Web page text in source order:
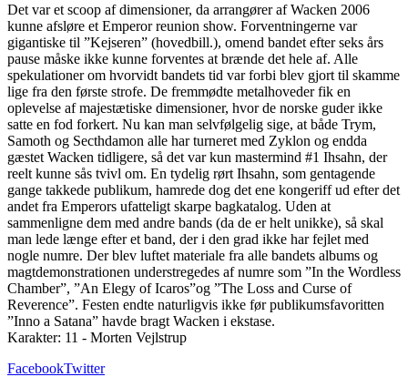
Det var et scoop af dimensioner, da arrangører af Wacken 2006
kunne afsløre et Emperor reunion show. Forventningerne var
gigantiske til ”Kejseren” (hovedbill.), omend bandet efter seks års
pause måske ikke kunne forventes at brænde det hele af. Alle
spekulationer om hvorvidt bandets tid var forbi blev gjort til skamme
lige fra den første strofe. De fremmødte metalhoveder fik en
oplevelse af majestætiske dimensioner, hvor de norske guder ikke
satte en fod forkert. Nu kan man selvfølgelig sige, at både Trym,
Samoth og Secthdamon alle har turneret med Zyklon og endda
gæstet Wacken tidligere, så det var kun mastermind #1 Ihsahn, der
reelt kunne sås tvivl om. En tydelig rørt Ihsahn, som gentagende
gange takkede publikum, hamrede dog det ene kongeriff ud efter det
andet fra Emperors ufatteligt skarpe bagkatalog. Uden at
sammenligne dem med andre bands (da de er helt unikke), så skal
man lede længe efter et band, der i den grad ikke har fejlet med
nogle numre. Der blev luftet materiale fra alle bandets albums og
magtdemonstrationen understregedes af numre som ”In the Wordless
Chamber”, ”An Elegy of Icaros”og ”The Loss and Curse of
Reverence”. Festen endte naturligvis ikke før publikumsfavoritten
”Inno a Satana” havde bragt Wacken i ekstase.
Karakter: 11 - Morten Vejlstrup
FacebookTwitter